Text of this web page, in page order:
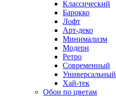
Классический
Барокко
Лофт
Арт-деко
Минимализм
Модерн
Ретро
Современный
Универсальный
Хай-тек
Обои по цветам